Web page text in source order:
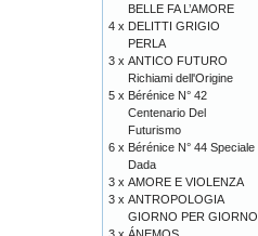
BELLE FA L’AMORE
4 x DELITTI GRIGIO
PERLA
3 x ANTICO FUTURO
Richiami dell'Origine
5 x Bérénice N° 42
Centenario Del
Futurismo
6 x Bérénice N° 44 Speciale
Dada
3 x AMORE E VIOLENZA
3 x ANTROPOLOGIA
GIORNO PER GIORNO